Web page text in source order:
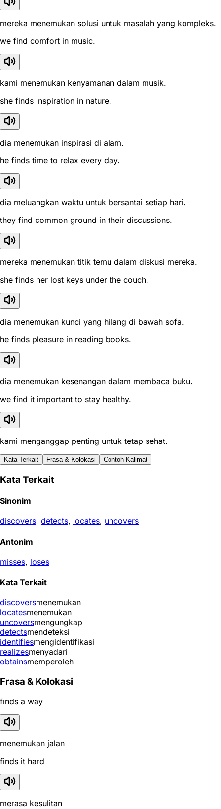
mereka menemukan solusi untuk masalah yang kompleks.
we find comfort in music.
kami menemukan kenyamanan dalam musik.
she finds inspiration in nature.
dia menemukan inspirasi di alam.
he finds time to relax every day.
dia meluangkan waktu untuk bersantai setiap hari.
they find common ground in their discussions.
mereka menemukan titik temu dalam diskusi mereka.
she finds her lost keys under the couch.
dia menemukan kunci yang hilang di bawah sofa.
he finds pleasure in reading books.
dia menemukan kesenangan dalam membaca buku.
we find it important to stay healthy.
kami menganggap penting untuk tetap sehat.
Kata Terkait Frasa & Kolokasi Contoh Kalimat
Kata Terkait
Sinonim
discovers, detects, locates, uncovers
Antonim
misses, loses
Kata Terkait
discoversmenemukan
locatesmenemukan
uncoversmengungkap
detectsmendeteksi
identifiesmengidentifikasi
realizesmenyadari
obtainsmemperoleh
Frasa & Kolokasi
finds a way
menemukan jalan
finds it hard
merasa kesulitan